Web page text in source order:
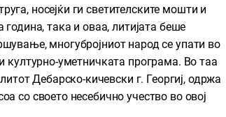
носејќи ги светителските мошти и
така и оваа, литијата беше
многубројниот народ се упати во
културно-уметничката програма. Во таа
Дебарско-кичевски г. Георгиј, одржа
со своето несебично учество во овој